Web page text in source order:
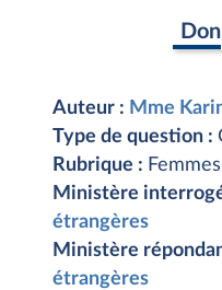
Auteur : Mme
Type de question :
Rubrique : Femmes
Ministère
étrangères
Ministère
étrangères